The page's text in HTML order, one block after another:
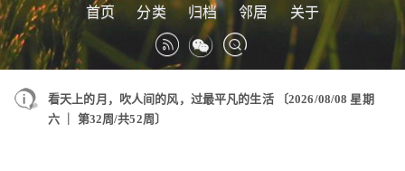
首页 分类 归档 邻居 关于
看天上的月，吹人间的风，过最平凡的生活〔2026/08/08 星期
六 ｜ 第32周/共52周〕